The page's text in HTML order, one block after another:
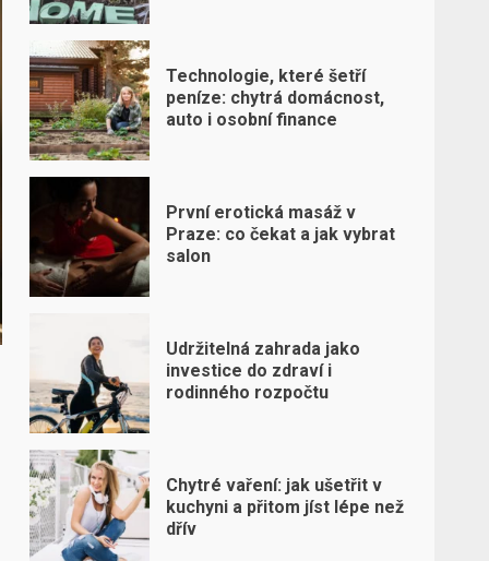
Technologie, které šetří
peníze: chytrá domácnost,
auto i osobní finance
První erotická masáž v
Praze: co čekat a jak vybrat
salon
Udržitelná zahrada jako
investice do zdraví i
rodinného rozpočtu
Chytré vaření: jak ušetřit v
kuchyni a přitom jíst lépe než
dřív